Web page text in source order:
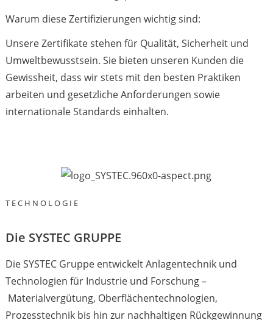
Warum diese Zertifizierungen wichtig sind:
Unsere Zertifikate stehen für Qualität, Sicherheit und
Umweltbewusstsein. Sie bieten unseren Kunden die
Gewissheit, dass wir stets mit den besten Praktiken
arbeiten und gesetzliche Anforderungen sowie
internationale Standards einhalten.
TECHNOLOGIE
Die SYSTEC GRUPPE
Die SYSTEC Gruppe entwickelt Anlagentechnik und
Technologien für Industrie und Forschung –
Materialvergütung, Oberflächentechnologien,
Prozesstechnik bis hin zur nachhaltigen Rückgewinnung